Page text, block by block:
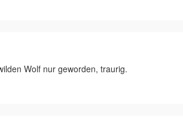
Wolf nur geworden, traurig.